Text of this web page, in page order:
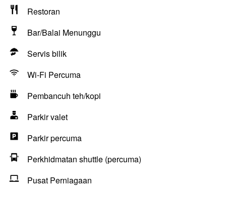
Restoran
Bar/Balai Menunggu
Servis bilik
Wi-Fi Percuma
Pembancuh teh/kopi
Parkir valet
Parkir percuma
Perkhidmatan shuttle (percuma)
Pusat Perniagaan